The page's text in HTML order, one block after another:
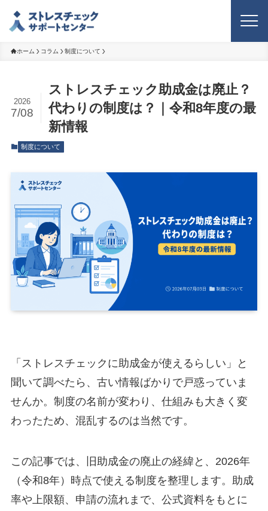
ホーム コラム 制度について
ストレスチェック助成金は廃止？
代わりの制度は？｜令和8年度の最
新情報
2026
7/08
制度について
「ストレスチェックに助成金が使えるらしい」と
聞いて調べたら、古い情報ばかりで戸惑っていま
せんか。制度の名前が変わり、仕組みも大きく変
わったため、混乱するのは当然です。
この記事では、旧助成金の廃止の経緯と、2026年
（令和8年）時点で使える制度を整理します。助成
率や上限額、申請の流れまで、公式資料をもとに